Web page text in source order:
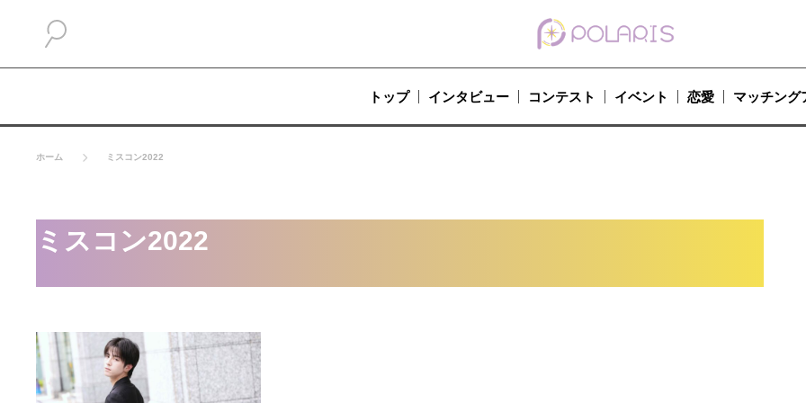
トップ インタビュー コンテスト イベント 恋愛 マッチング
ホーム ミスコン2022
ミスコン2022